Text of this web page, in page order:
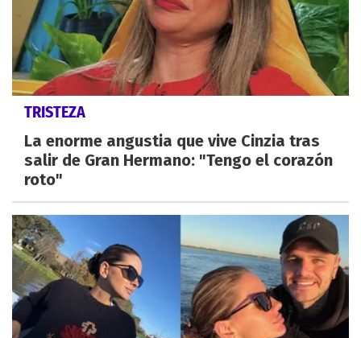
TRISTEZA
La enorme angustia que vive Cinzia tras
salir de Gran Hermano: "Tengo el corazón
roto"